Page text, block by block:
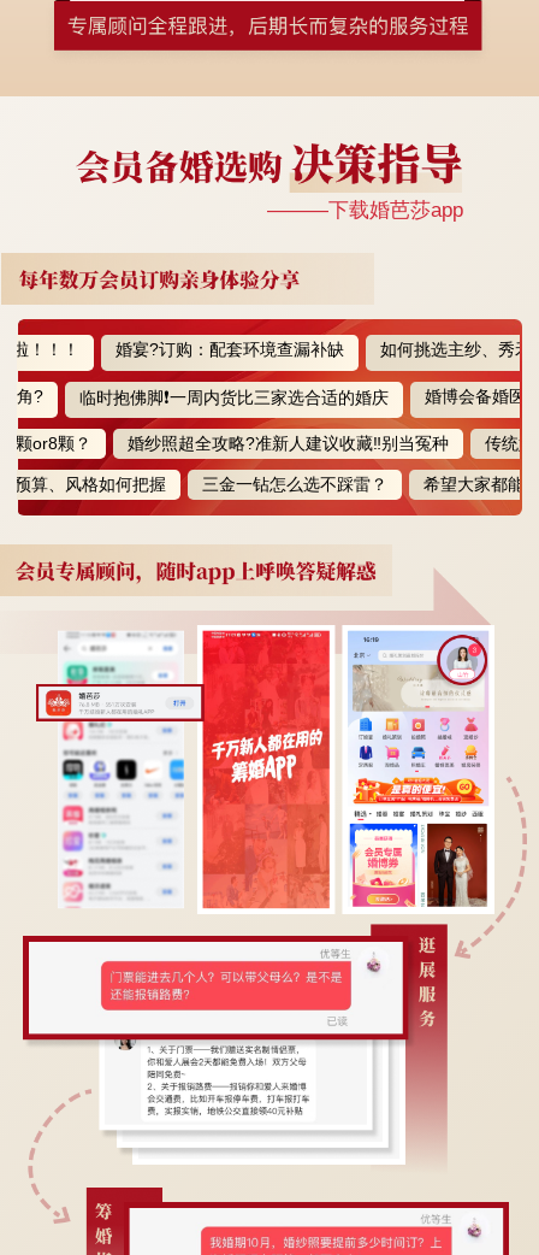
———下载婚芭莎app
！！ 婚宴?订购：配套环境查漏补缺 如何挑选主纱、秀禾、敬
临时抱佛脚❗️一周内货比三家选合适的婚庆 婚博会备婚医美探
颗？ 婚纱照超全攻略?准新人建议收藏‼️别当冤种 传统婚俗pk
、风格如何把握 三金一钻怎么选不踩雷？ 希望大家都能遇到